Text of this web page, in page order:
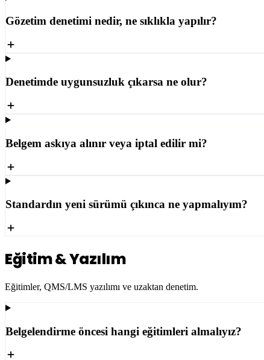
Gözetim denetimi nedir, ne sıklıkla yapılır?
Denetimde uygunsuzluk çıkarsa ne olur?
Belgem askıya alınır veya iptal edilir mi?
Standardın yeni sürümü çıkınca ne yapmalıyım?
Eğitim & Yazılım
Eğitimler, QMS/LMS yazılımı ve uzaktan denetim.
Belgelendirme öncesi hangi eğitimleri almalıyız?